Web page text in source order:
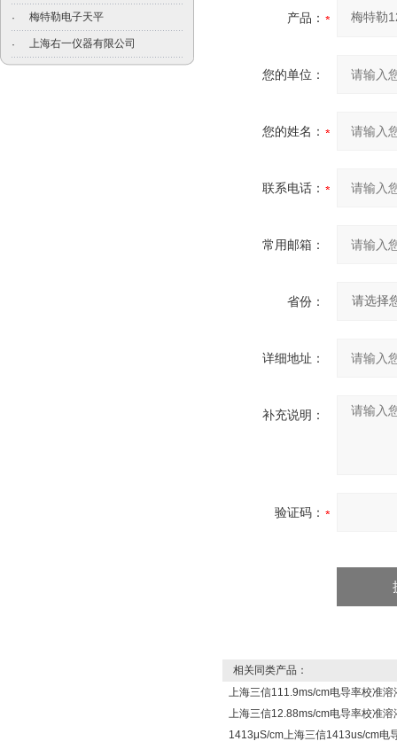
· 梅特勒电子天平
· 上海右一仪器有限公司
产品：
您的单位：
您的姓名：
联系电话：
常用邮箱：
省份：
详细地址：
补充说明：
验证码：
相关同类产品：
上海三信111.9ms/cm电导率校准溶
上海三信12.88ms/cm电导率校准溶
1413μS/cm上海三信1413us/cm电